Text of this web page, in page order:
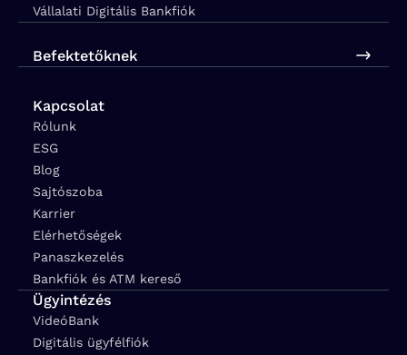
Vállalati Digitális Bankfiók
Befektetőknek
Kapcsolat
Rólunk
ESG
Blog
Sajtószoba
Karrier
Elérhetőségek
Panaszkezelés
Bankfiók és ATM kereső
Ügyintézés
VideóBank
Digitális ügyfélfiók